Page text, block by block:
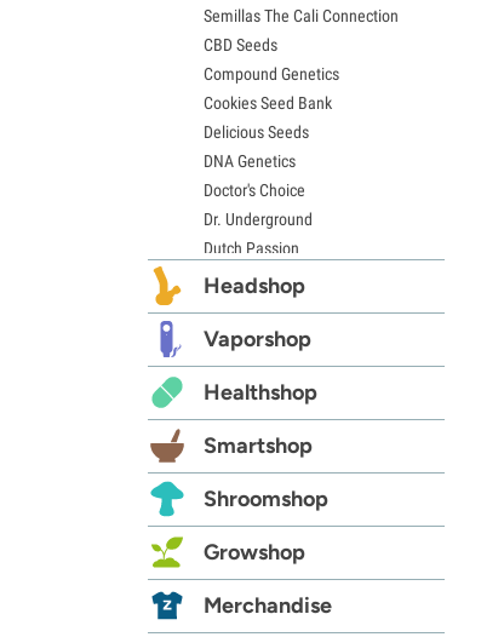
Semillas de Mimosa
Semillas The Cali Connection
CBD Seeds
Compound Genetics
Cookies Seed Bank
Delicious Seeds
DNA Genetics
Doctor's Choice
Dr. Underground
Dutch Passion
Elite Seeds
Exotic Seed
Expert Seeds
FastBuds
Female Seeds
French Touch Seeds
Garden of Green
GeneSeeds
G13 Labs
Grass-O-Matic
Headshop
Vaporshop
Healthshop
Smartshop
Shroomshop
Growshop
Merchandise